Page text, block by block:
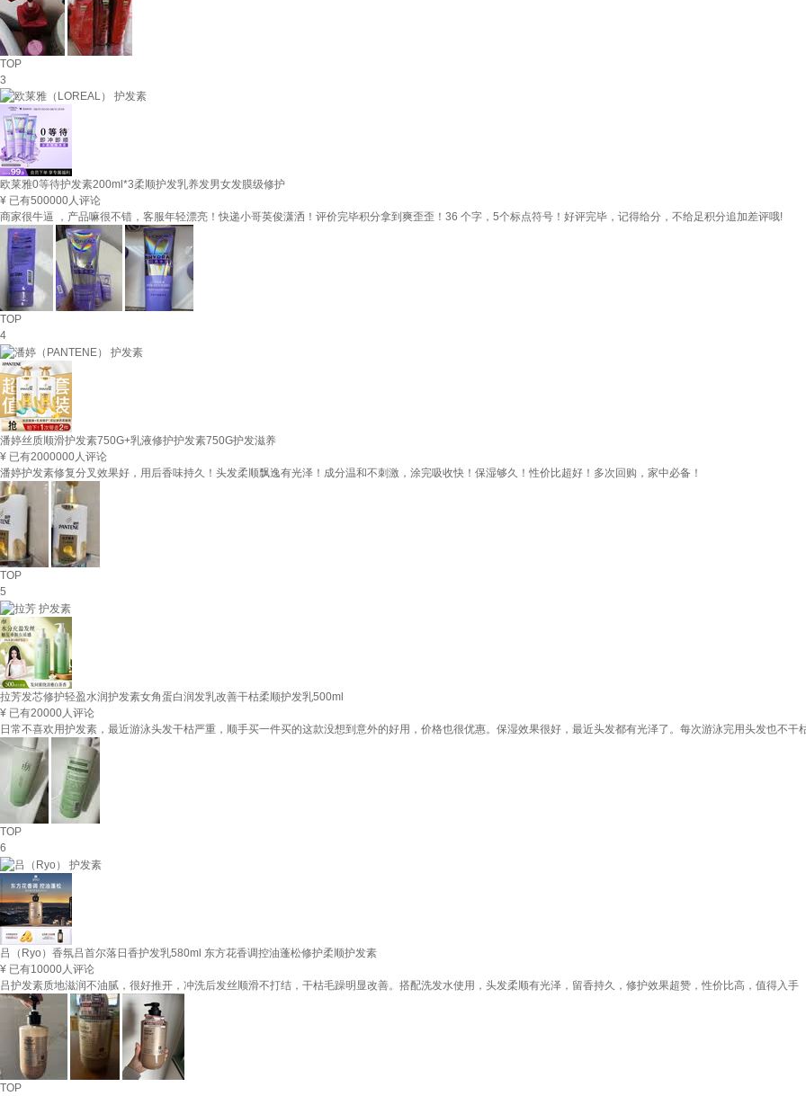
TOP
3
欧莱雅0等待护发素200ml*3柔顺护发乳养发男女发膜级修护
¥ 已有500000人评论
商家很牛逼 ，产品嘛很不错，客服年轻漂亮！快递小哥英俊潇洒！评价完毕积分拿到爽歪歪！36 个字，5个标点符号！好评完毕，记得给分，不给足积分追加差评哦!
TOP
4
潘婷丝质顺滑护发素750G+乳液修护护发素750G护发滋养
¥ 已有2000000人评论
潘婷护发素修复分叉效果好，用后香味持久！头发柔顺飘逸有光泽！成分温和不刺激，涂完吸收快！保湿够久！性价比超好！多次回购，家中必备！
TOP
5
拉芳发芯修护轻盈水润护发素女角蛋白润发乳改善干枯柔顺护发乳500ml
¥ 已有20000人评论
日常不喜欢用护发素，最近游泳头发干枯严重，顺手买一件买的这款没想到意外的好用，价格也很优惠。保湿效果很好，最近头发都有光泽了。每次游泳完用头发也不干
TOP
6
吕（Ryo）香氛吕首尔落日香护发乳580ml 东方花香调控油蓬松修护柔顺护发素
¥ 已有10000人评论
吕护发素质地滋润不油腻，很好推开，冲洗后发丝顺滑不打结，干枯毛躁明显改善。搭配洗发水使用，头发柔顺有光泽，留香持久，修护效果超赞，性价比高，值得入手
TOP